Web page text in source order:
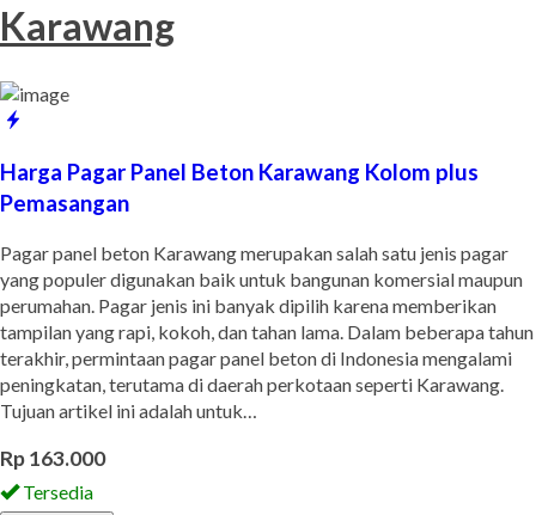
Karawang
Harga Pagar Panel Beton Karawang Kolom plus
Pemasangan
Pagar panel beton Karawang merupakan salah satu jenis pagar
yang populer digunakan baik untuk bangunan komersial maupun
perumahan. Pagar jenis ini banyak dipilih karena memberikan
tampilan yang rapi, kokoh, dan tahan lama. Dalam beberapa tahun
terakhir, permintaan pagar panel beton di Indonesia mengalami
peningkatan, terutama di daerah perkotaan seperti Karawang.
Tujuan artikel ini adalah untuk…
Rp 163.000
Tersedia